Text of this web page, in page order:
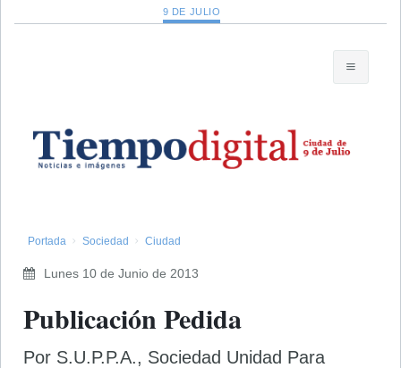
9 DE JULIO
Portada Sociedad Ciudad
Lunes 10 de Junio de 2013
Publicación Pedida
Por S.U.P.P.A., Sociedad Unidad Para